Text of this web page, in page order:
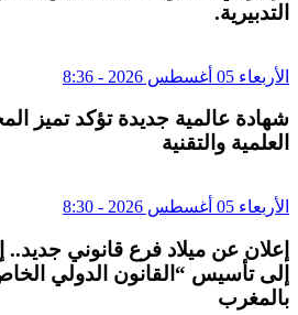
التدبيرية.
الأربعاء 05 أغسطس 2026 - 8:36
شهادة عالمية جديدة تؤكد تميز
العلمية والتقنية
الأربعاء 05 أغسطس 2026 - 8:30
إعلان عن ميلاد فرع قانوني جديد..
إلى تأسيس “القانون الدولي
بالمغرب